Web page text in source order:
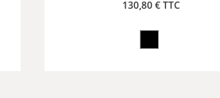
130,80 € TTC